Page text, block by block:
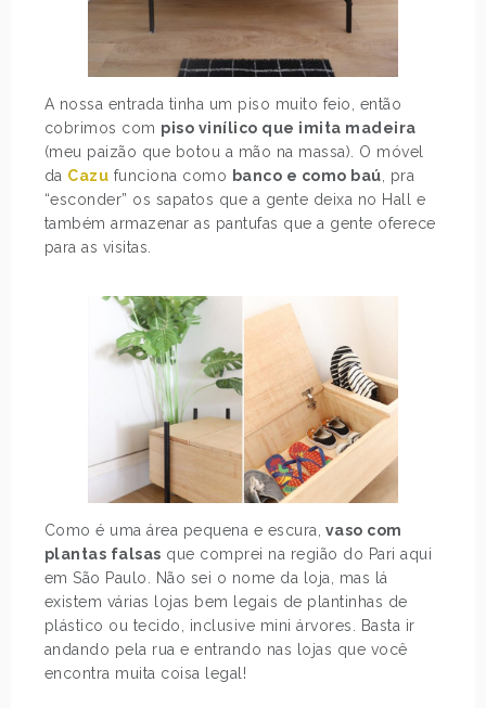
A nossa entrada tinha um piso muito feio, então
cobrimos com piso vinílico que imita madeira
(meu paizão que botou a mão na massa). O móvel
da Cazu funciona como banco e como baú , pra
“esconder” os sapatos que a gente deixa no Hall e
também armazenar as pantufas que a gente oferece
para as visitas.
Como é uma área pequena e escura, vaso com
plantas falsas que comprei na região do Pari aqui
em São Paulo. Não sei o nome da loja, mas lá
existem várias lojas bem legais de plantinhas de
plástico ou tecido, inclusive mini árvores. Basta ir
andando pela rua e entrando nas lojas que você
encontra muita coisa legal!